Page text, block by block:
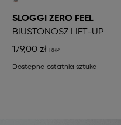
SLOGGI ZERO FEEL
BIUSTONOSZ LIFT-UP
179,00 zł
Dostępna ostatnia sztuka